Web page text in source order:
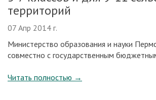
территорий
07 Апр 2014 г.
Министерство образования и науки
совместно с государственным
Читать полностью →